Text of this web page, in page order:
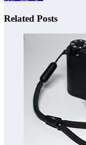
Related Posts